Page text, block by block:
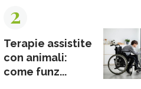
2
Terapie assistite
con animali:
come funz...